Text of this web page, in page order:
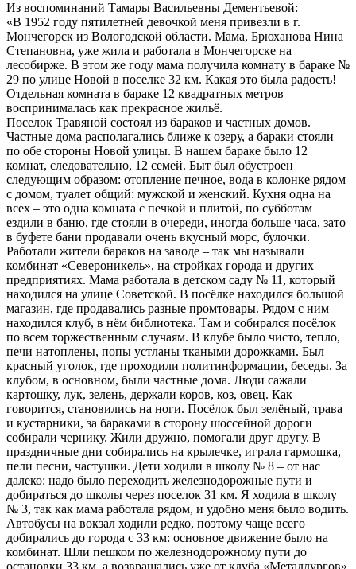
Из воспоминаний Тамары Васильевны Дементьевой:
«В 1952 году пятилетней девочкой меня привезли в г.
Мончегорск из Вологодской области. Мама, Брюханова Нина
Степановна, уже жила и работала в Мончегорске на
лесобирже. В этом же году мама получила комнату в бараке №
29 по улице Новой в поселке 32 км. Какая это была радость!
Отдельная комната в бараке 12 квадратных метров
воспринималась как прекрасное жильё.
Поселок Травяной состоял из бараков и частных домов.
Частные дома располагались ближе к озеру, а бараки стояли
по обе стороны Новой улицы. В нашем бараке было 12
комнат, следовательно, 12 семей. Быт был обустроен
следующим образом: отопление печное, вода в колонке рядом
с домом, туалет общий: мужской и женский. Кухня одна на
всех – это одна комната с печкой и плитой, по субботам
ездили в баню, где стояли в очереди, иногда больше часа, зато
в буфете бани продавали очень вкусный морс, булочки.
Работали жители бараков на заводе – так мы называли
комбинат «Североникель», на стройках города и других
предприятиях. Мама работала в детском саду № 11, который
находился на улице Советской. В посёлке находился большой
магазин, где продавались разные промтовары. Рядом с ним
находился клуб, в нём библиотека. Там и собирался посёлок
по всем торжественным случаям. В клубе было чисто, тепло,
печи натоплены, попы устланы ткаными дорожками. Был
красный уголок, где проходили политинформации, беседы. За
клубом, в основном, были частные дома. Люди сажали
картошку, лук, зелень, держали коров, коз, овец. Как
говорится, становились на ноги. Посёлок был зелёный, трава
и кустарники, за бараками в сторону шоссейной дороги
собирали чернику. Жили дружно, помогали друг другу. В
праздничные дни собирались на крылечке, играла гармошка,
пели песни, частушки. Дети ходили в школу № 8 – от нас
далеко: надо было переходить железнодорожные пути и
добираться до школы через поселок 31 км. Я ходила в школу
№ 3, так как мама работала рядом, и удобно меня было водить.
Автобусы на вокзал ходили редко, поэтому чаще всего
добирались до города с 33 км: основное движение было на
комбинат. Шли пешком по железнодорожному пути до